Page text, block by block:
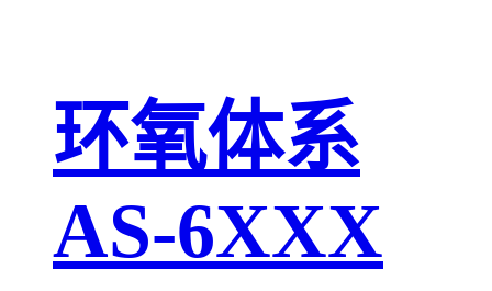
环氧体系
AS-6XXX